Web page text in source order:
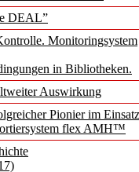
DEAL”
Monitoringsystem
in Bibliotheken.
Auswirkung
Pionier im
flex AMH™
von
Welt